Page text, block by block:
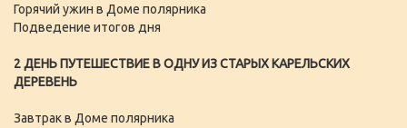
Горячий ужин в Доме полярника
Подведение итогов дня
2 ДЕНЬ ПУТЕШЕСТВИЕ В ОДНУ ИЗ СТАРЫХ КАРЕЛЬСКИХ
ДЕРЕВЕНЬ
Завтрак в Доме полярника